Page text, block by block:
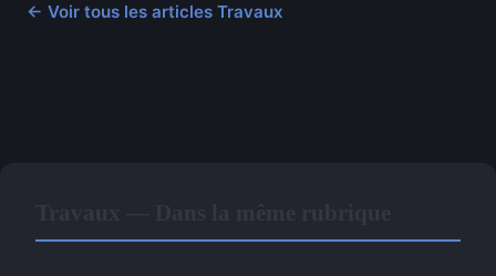
← Voir tous les articles Travaux